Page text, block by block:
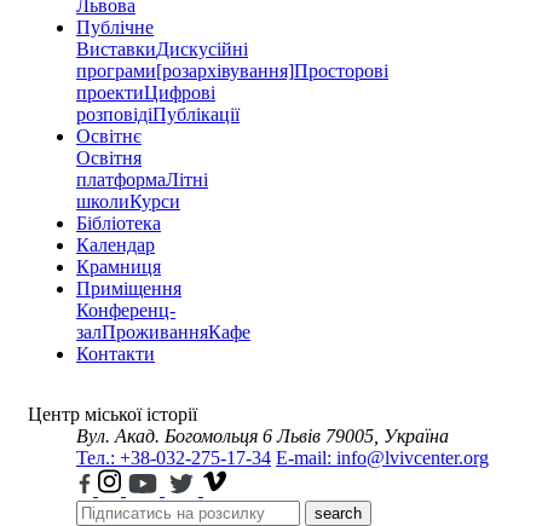
Львова
Публічне
ВиставкиДискусійні
програми[розархівування]Просторові
проектиЦифрові
розповідіПублікації
Освітнє
Освітня
платформаЛітні
школиКурси
Бібліотека
Календар
Крамниця
Приміщення
Конференц-
залПроживанняКафе
Контакти
Центр міської історії
Вул. Акад. Богомольця 6 Львів 79005, Україна
Тел.: +38-032-275-17-34 E-mail: info@lvivcenter.org
search